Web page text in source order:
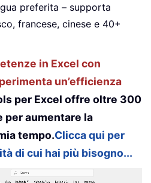
preferita – supporta
francese, cinese e 40+
in Excel con
un’efficienza
per Excel offre oltre 300
per aumentare la
tempo.Clicca qui per
di cui hai più bisogno...